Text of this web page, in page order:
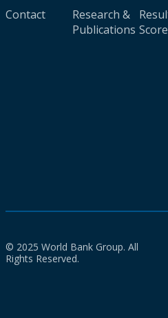
Contact
Research &
Publications
© 2025 World Bank Group. All
Rights Reserved.